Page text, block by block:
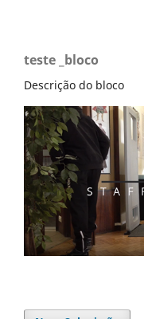
teste _bloco
Descrição do bloco